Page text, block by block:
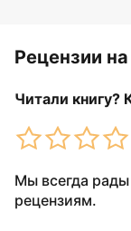
Рецензии
Читали книгу?
Мы всегда
рецензиям.